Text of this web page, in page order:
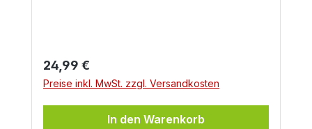
Regulärer Preis:
24,99 €
Preise inkl. MwSt. zzgl. Versandkosten
In den Warenkorb